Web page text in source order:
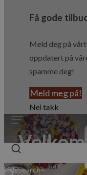
Få gode
Meld deg på
oppdatert på
spamme deg!
Meld meg på!
Nei takk
hideSearch=